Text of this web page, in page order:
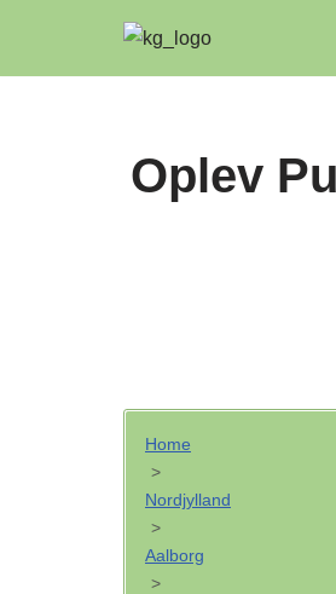
Oplev
Home
>
Nordjylland
>
Aalborg
>